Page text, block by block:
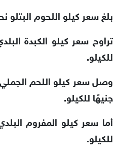
بلغ سعر كيلو اللحوم البتلو نحو 419 جنيهًا
للكيلو.
جنيهًا للكيلو.
للكيلو.